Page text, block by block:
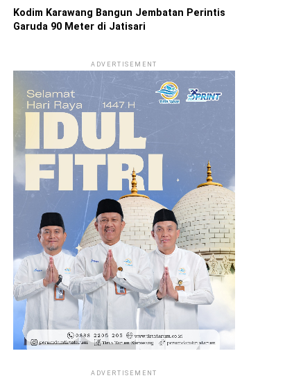
Kodim Karawang Bangun Jembatan Perintis
Garuda 90 Meter di Jatisari
ADVERTISEMENT
ADVERTISEMENT